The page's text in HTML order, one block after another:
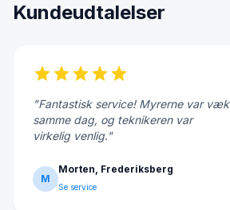
Kundeudtalelser
starstarstarstarstar
"Fantastisk service! Myrerne var væk
samme dag, og teknikeren var
virkelig venlig."
M
Morten, Frederiksberg
Se service